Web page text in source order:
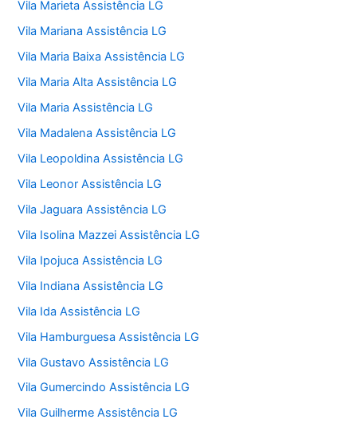
Vila Marieta Assistência LG
Vila Mariana Assistência LG
Vila Maria Baixa Assistência LG
Vila Maria Alta Assistência LG
Vila Maria Assistência LG
Vila Madalena Assistência LG
Vila Leopoldina Assistência LG
Vila Leonor Assistência LG
Vila Jaguara Assistência LG
Vila Isolina Mazzei Assistência LG
Vila Ipojuca Assistência LG
Vila Indiana Assistência LG
Vila Ida Assistência LG
Vila Hamburguesa Assistência LG
Vila Gustavo Assistência LG
Vila Gumercindo Assistência LG
Vila Guilherme Assistência LG